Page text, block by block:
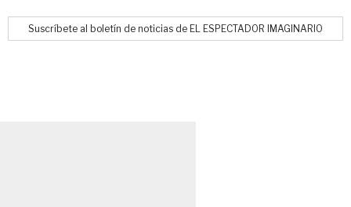
Suscríbete al boletín de noticias de EL ESPECTADOR IMAGINARIO